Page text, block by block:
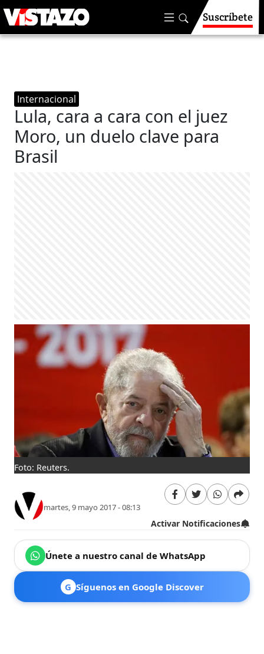
Suscríbete
Internacional
Lula, cara a cara con el juez
Moro, un duelo clave para
Brasil
Foto: Reuters.
martes, 9 mayo 2017 - 08:13
Activar Notificaciones
Únete a nuestro canal de WhatsApp
G Síguenos en Google Discover